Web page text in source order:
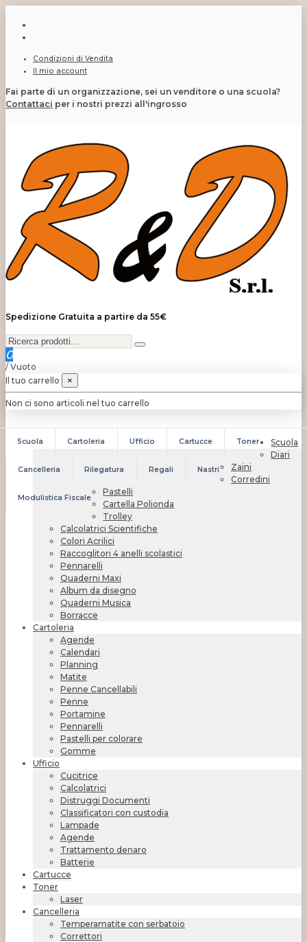
Condizioni di Vendita
Il mio account
Fai parte di un organizzazione, sei un venditore o una scuola?
Contattaci per i nostri prezzi all'ingrosso
Spedizione Gratuita a partire da 55€
0
/ Vuoto
Il tuo carrello
×
Non ci sono articoli nel tuo carrello
Scuola Cartoleria Ufficio Cartucce Toner
Cancelleria Rilegatura Regali Nastri
Modulistica Fiscale
Scuola
Diari
Zaini
Corredini
Pastelli
Cartella Polionda
Trolley
Calcolatrici Scientifiche
Colori Acrilici
Raccoglitori 4 anelli scolastici
Pennarelli
Quaderni Maxi
Album da disegno
Quaderni Musica
Borracce
Cartoleria
Agende
Calendari
Planning
Matite
Penne Cancellabili
Penne
Portamine
Pennarelli
Pastelli per colorare
Gomme
Ufficio
Cucitrice
Calcolatrici
Distruggi Documenti
Classificatori con custodia
Lampade
Agende
Trattamento denaro
Batterie
Cartucce
Toner
Laser
Cancelleria
Temperamatite con serbatoio
Correttori